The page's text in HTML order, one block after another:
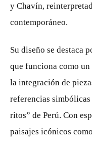
y Chavín,
contemporáneo.
Su diseño se destaca
que funciona como
la integración de
referencias
ritos” de Perú. Con
paisajes icónicos